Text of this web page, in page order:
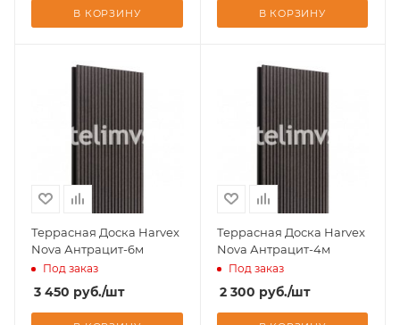
В КОРЗИНУ В КОРЗИНУ
Террасная Доска Harvex
Nova Антрацит-6м
Под заказ
3 450 руб./шт
Террасная Доска Harvex
Nova Антрацит-4м
Под заказ
2 300 руб./шт